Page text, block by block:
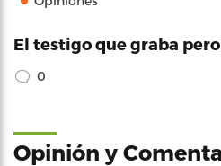
El testigo que graba
0
Opinión y